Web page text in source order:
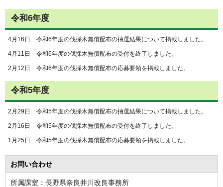
令和6年度
4月16日 令和6年度の伐採木無償配布の抽選結果について掲載しました。
4月11日 令和6年度の伐採木無償配布の受付を終了しました。
2月12日 令和6年度の伐採木無償配布の応募要領を掲載しました。
令和5年度
2月29日 令和5年度の伐採木無償配布の抽選結果について掲載しました。
2月16日 令和5年度の伐採木無償配布の受付を終了しました。
1月25日 令和5年度の伐採木無償配布の応募要領を掲載しました。
お問い合わせ
所属課室：長野県奈良井川改良事務所